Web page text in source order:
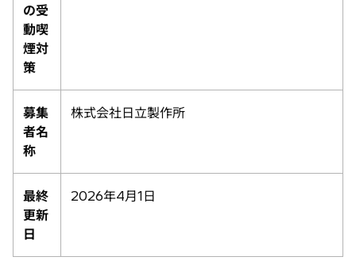
の受
動喫
煙対
策
募集
者名
称
株式会社日立製作所
最終
更新
日
2026年4月1日